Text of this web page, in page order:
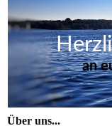
an
Über uns...